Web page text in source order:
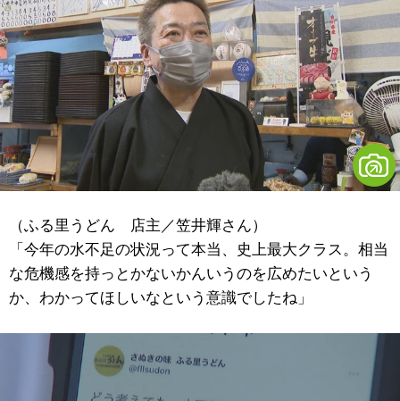
（ふる里うどん 店主／笠井輝さん）
「今年の水不足の状況って本当、史上最大クラス。相当
な危機感を持っとかないかんいうのを広めたいという
か、わかってほしいなという意識でしたね」